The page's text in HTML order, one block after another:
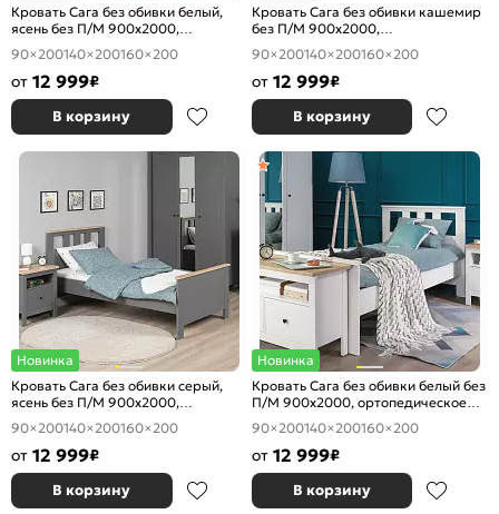
Кровать Сага без обивки белый,
ясень без П/М 900x2000,
ортопедическое основание,
изголовье жесткое
90×200140×200160×200
от 12 999₽
В корзину
Кровать Сага без обивки кашемир
без П/М 900x2000,
ортопедическое основание,
изголовье жесткое
90×200140×200160×200
от 12 999₽
В корзину
Новинка
Кровать Сага без обивки серый,
ясень без П/М 900x2000,
ортопедическое основание,
изголовье жесткое
90×200140×200160×200
от 12 999₽
В корзину
Новинка
Кровать Сага без обивки белый без
П/М 900x2000, ортопедическое
основание, изголовье жесткое
90×200140×200160×200
от 12 999₽
В корзину